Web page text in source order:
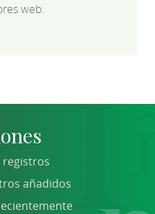
web.
registros
añadidos